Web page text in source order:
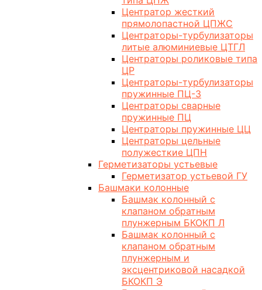
Центратор жесткий
прямолопастной ЦПЖС
Центраторы-турбулизаторы
литые алюминиевые ЦТГЛ
Центраторы роликовые типа
ЦР
Центраторы-турбулизаторы
пружинные ПЦ-3
Центраторы сварные
пружинные ПЦ
Центраторы пружинные ЦЦ
Центраторы цельные
полужесткие ЦПН
Герметизаторы устьевые
Герметизатор устьевой ГУ
Башмаки колонные
Башмак колонный с
клапаном обратным
плунжерным БКОКП Л
Башмак колонный с
клапаном обратным
плунжерным и
эксцентриковой насадкой
БКОКП Э